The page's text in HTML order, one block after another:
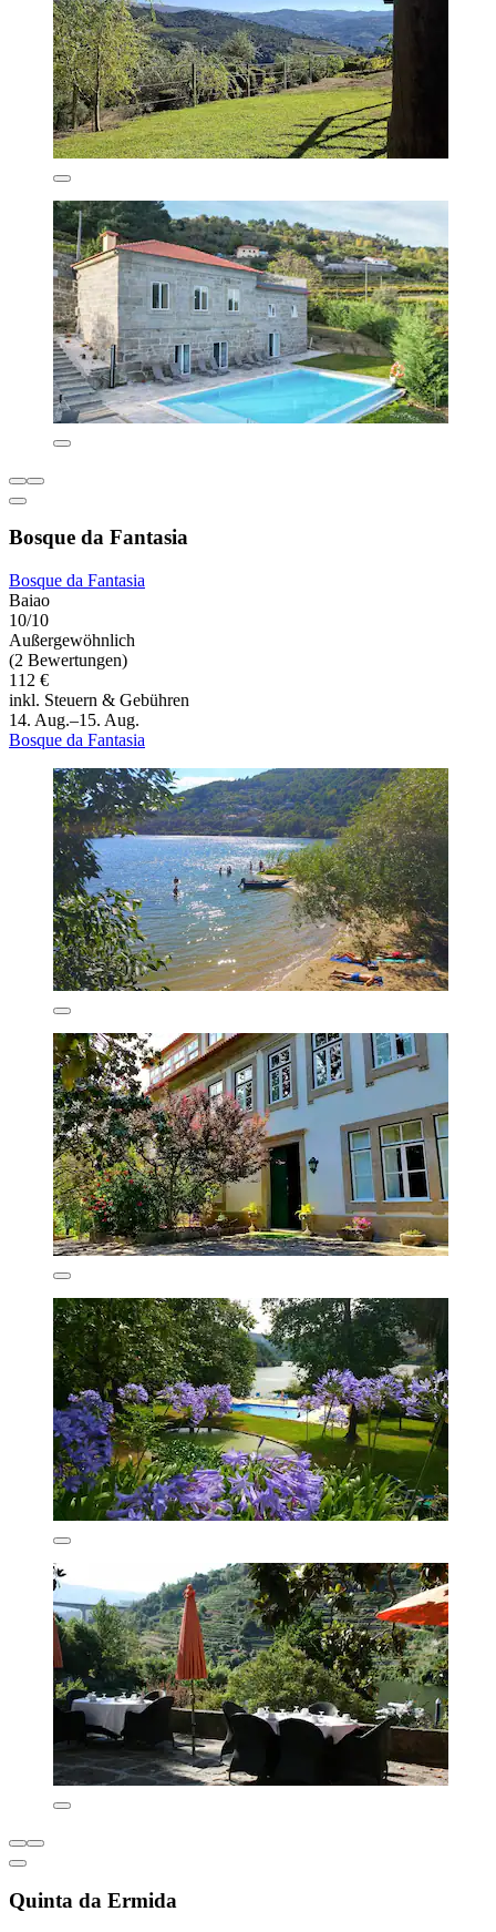
Bosque da Fantasia
Bosque da Fantasia
Baiao
10/10
Außergewöhnlich
(2 Bewertungen)
112 €
inkl. Steuern & Gebühren
14. Aug.–15. Aug.
Bosque da Fantasia
Quinta da Ermida